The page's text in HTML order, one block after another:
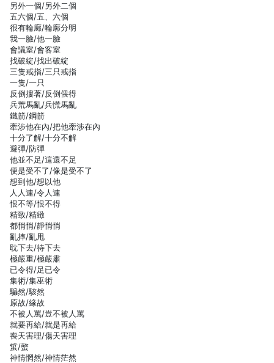
另外一個/另外二個
五六個/五、六個
很有輪廊/輪廓分明
我一臉/他一臉
會議室/會客室
找破綻/找出破綻
三隻戒指/三只戒指
一隻/一只
反倒摟著/反倒偎得
兵荒馬亂/兵慌馬亂
鐵箭/鋼箭
牽涉他在內/把他牽涉在內
十分了解/十分不解
避彈/防彈
他並不足/這還不足
便是受不了/像是受不了
想到他/想以他
人人連/令人連
恨不等/恨不得
精致/精緻
都悄悄/靜悄悄
亂摔/亂甩
耽下去/待下去
極嚴重/極嚴肅
已令得/足已令
集術/集巫術
騙然/駭然
原故/緣故
不被人罵/豈不被人罵
就要再給/就是再給
喪天害理/傷天害理
蜇/螫
神情惘然/神情茫然